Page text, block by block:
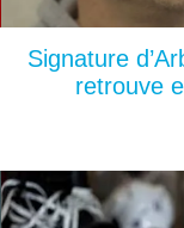
Signature
retrouve